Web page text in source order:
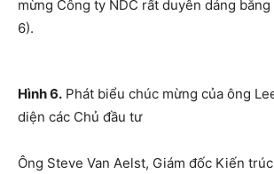
mừng Công ty NDC rất duyên dáng
6).
Hình 6. Phát biểu chúc mừng của ông
diện các Chủ đầu tư
Ông Steve Van Aelst, Giám đốc Kiến